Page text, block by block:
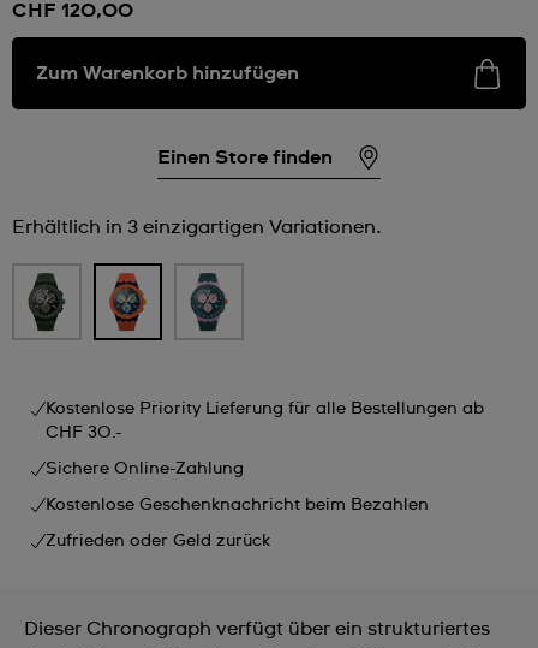
CHF 120,00
Zum Warenkorb hinzufügen
Einen Store finden
Erhältlich in 3 einzigartigen Variationen.
Kostenlose Priority Lieferung für alle Bestellungen ab
CHF 30.-
Sichere Online-Zahlung
Kostenlose Geschenknachricht beim Bezahlen
Zufrieden oder Geld zurück
Dieser Chronograph verfügt über ein strukturiertes